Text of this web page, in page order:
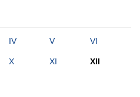
IV V VI
X XI XII